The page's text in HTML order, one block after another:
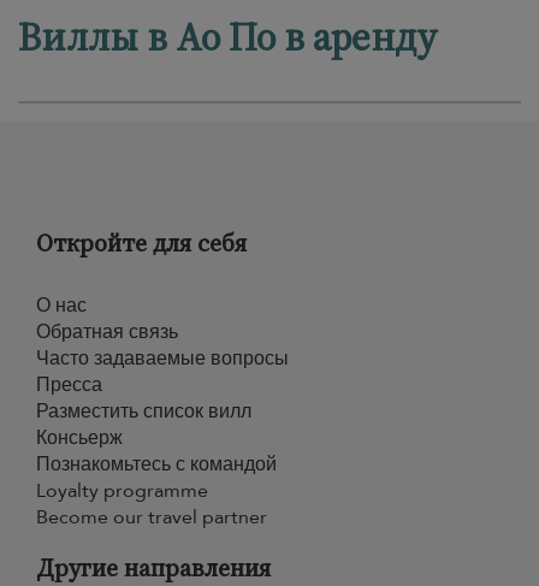
Виллы в Ао По в аренду
Откройте для себя
О нас
Обратная связь
Часто задаваемые вопросы
Пресса
Разместить список вилл
Консьерж
Познакомьтесь с командой
Loyalty programme
Become our travel partner
Другие направления